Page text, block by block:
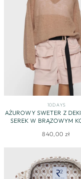
10DAYS
AŻUROWY SWETER Z
SEREK W BRĄZOWYM
840,00 zł